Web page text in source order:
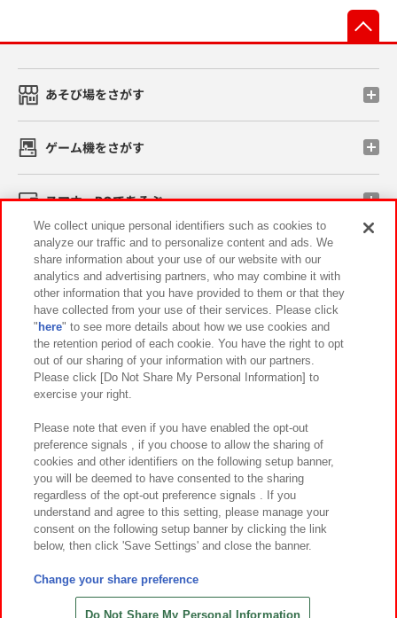
あそび場をさがす
ゲーム機をさがす
スマホ・PCであそぶ
イベント・キャンペーン
関連会社 サステナビリティ サイトポリシー
プライバシーポリシー ウェブアクセシビリティ方針と検証結果
お取引先さまとともに
カスタマーハラスメント対応方針 よくあるご質問・お問い合わせ
©Bandai Namco Amusement Inc.
©Bandai Namco Amusement Lab Inc.
©HANAYASHIKI Co., Ltd. All Rights Reserved.
We collect unique personal identifiers such as cookies to
analyze our traffic and to personalize content and ads. We
share information about your use of our website with our
analytics and advertising partners, who may combine it with
other information that you have provided to them or that they
have collected from your use of their services. Please click
" here" to see more details about how we use cookies and
the retention period of each cookie. You have the right to opt
out of our sharing of your information with our partners.
Please click [Do Not Share My Personal Information] to
exercise your right.
Please note that even if you have enabled the opt-out
preference signals , if you choose to allow the sharing of
cookies and other identifiers on the following setup banner,
you will be deemed to have consented to the sharing
regardless of the opt-out preference signals . If you
understand and agree to this setting, please manage your
consent on the following setup banner by clicking the link
below, then click 'Save Settings' and close the banner.
Change your share preference
Do Not Share My Personal Information